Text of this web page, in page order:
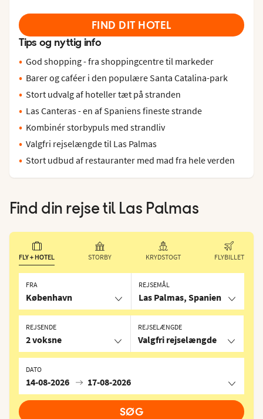
FIND DIT HOTEL
Tips og nyttig info
God shopping - fra shoppingcentre til markeder
Barer og caféer i den populære Santa Catalina-park
Stort udvalg af hoteller tæt på stranden
Las Canteras - en af Spaniens fineste strande
Kombinér storbypuls med strandliv
Valgfri rejselængde til Las Palmas
Stort udbud af restauranter med mad fra hele verden
Find din rejse til Las Palmas
FLY + HOTEL STORBY KRYDSTOGT FLYBILLET
FRA
København
REJSEMÅL
Las Palmas, Spanien
REJSELÆNGDE
Valgfri rejselængde
DATO
14-08-2026 17-08-2026
REJSENDE
2 voksne
SØG